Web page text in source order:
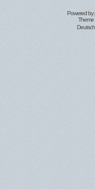
Powered by
Theme